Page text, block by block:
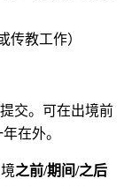
传教工作）
提交。可在出境前
在外。
之前/期间/之后